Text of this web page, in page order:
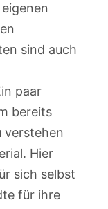
sind auch
paar
bereits
verstehen
Hier
sich selbst
für ihre